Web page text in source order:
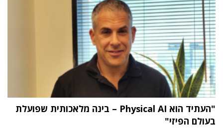
"העתיד הוא Physical AI – בינה מלאכותית שפועלת
בעולם הפיזי"